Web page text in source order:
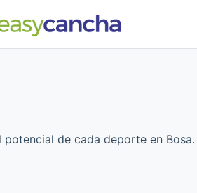
de cada deporte en Bosa.